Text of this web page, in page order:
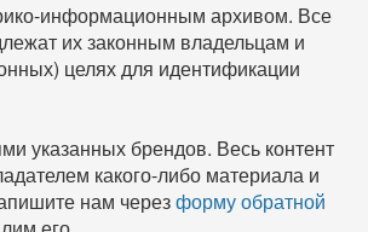
информационным архивом. Все
их законным владельцам и
целях для идентификации
указанных брендов. Весь контент
какого-либо материала и
нам черезформу обратной